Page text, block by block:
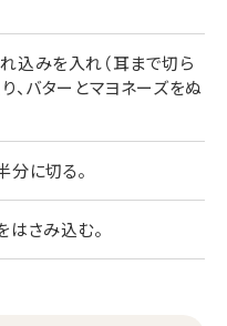
込みを入れ（耳まで切ら
、バターとマヨネーズをぬ
分に切る。
はさみ込む。